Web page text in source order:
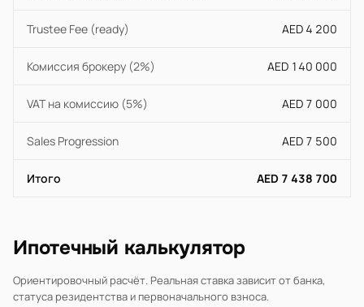
Trustee Fee (ready) AED 4 200
Комиссия брокеру (2%) AED 140 000
VAT на комиссию (5%) AED 7 000
Sales Progression AED 7 500
Итого AED 7 438 700
Ипотечный калькулятор
Ориентировочный расчёт. Реальная ставка зависит от банка,
статуса резидентства и первоначального взноса.